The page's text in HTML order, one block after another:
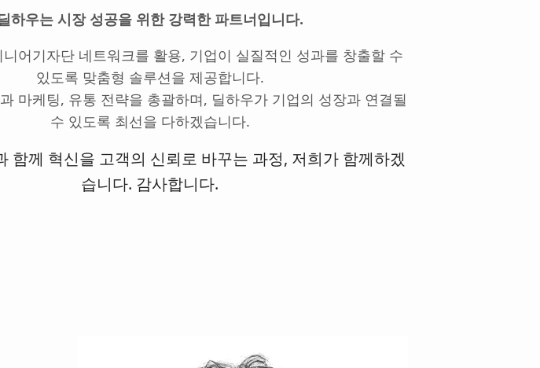
하우는 시장 성공을 위한 강력한 파트너입니다.
어기자단 네트워크를 활용, 기업이 실질적인 성과를 창출할 수
있도록 맞춤형 솔루션을 제공합니다.
마케팅, 유통 전략을 총괄하며, 딜하우가 기업의 성장과 연결될
수 있도록 최선을 다하겠습니다.
함께 혁신을 고객의 신뢰로 바꾸는 과정, 저희가 함께하겠
습니다. 감사합니다.